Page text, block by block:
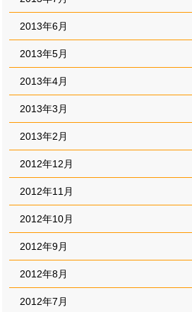
2013年6月
2013年5月
2013年4月
2013年3月
2013年2月
2012年12月
2012年11月
2012年10月
2012年9月
2012年8月
2012年7月